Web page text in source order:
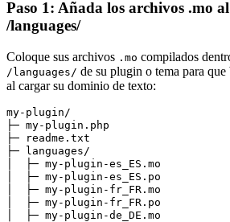
Paso 1: Añada los archivos .mo
/languages/
Coloque sus archivos .mo compilados
/languages/ de su plugin o tema para
al cargar su dominio de texto:
my-plugin/
├─ my-plugin.php
├─ readme.txt
├─ languages/
│  ├─ my-plugin-es_ES.mo
│  ├─ my-plugin-es_ES.po
│  ├─ my-plugin-fr_FR.mo
│  ├─ my-plugin-fr_FR.po
│  ├─ my-plugin-de_DE.mo